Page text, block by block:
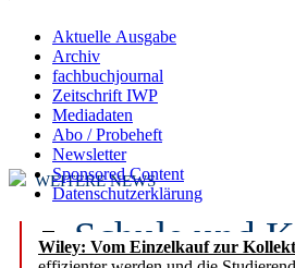
Aktuelle Ausgabe
Archiv
fachbuchjournal
Zeitschrift IWP
Mediadaten
Abo / Probeheft
Newsletter
Sponsored Content
Datenschutzerklärung
Wiley: Vom Einzelkauf zur
WEITERE NEWS
Schule und